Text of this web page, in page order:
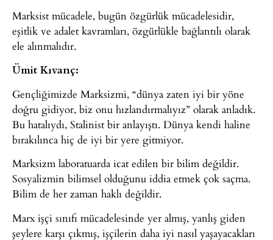
Marksist mücadele, bugün özgürlük mücadelesidir,
eşitlik ve adalet kavramları, özgürlükle bağlantılı olarak
ele alınmalıdır.
Ümit Kıvanç:
Gençliğimizde Marksizmi, “dünya zaten iyi bir yöne
doğru gidiyor, biz onu hızlandırmalıyız” olarak anladık.
Bu hatalıydı, Stalinist bir anlayıştı. Dünya kendi haline
bırakılınca hiç de iyi bir yere gitmiyor.
Marksizm laboratuarda icat edilen bir bilim değildir.
Sosyalizmin bilimsel olduğunu iddia etmek çok saçma.
Bilim de her zaman haklı değildir.
Marx işçi sınıfı mücadelesinde yer almış, yanlış giden
şeylere karşı çıkmış, işçilerin daha iyi nasıl yaşayacakları